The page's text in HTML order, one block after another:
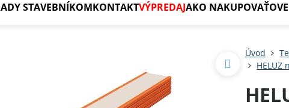
STAVEBNÍKOMKONTAKTVÝPREDAJAKO NAKUPOVAŤ
Úvod
HELUZ